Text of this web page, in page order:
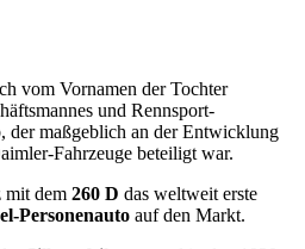
vom Vornamen der Tochter
und Rennsport-
der maßgeblich an der Entwicklung
Fahrzeuge beteiligt war.
mit dem 260 D das weltweit erste
Personenauto auf den Markt.